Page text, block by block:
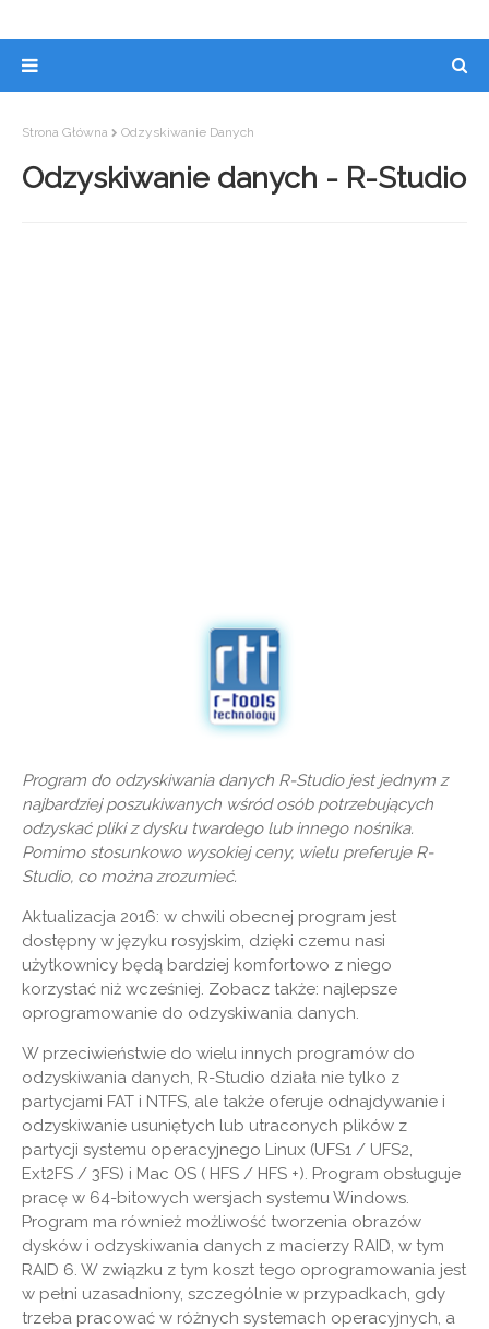
Strona Główna Odzyskiwanie Danych
Odzyskiwanie danych - R-Studio
Program do odzyskiwania danych R-Studio jest jednym z
najbardziej poszukiwanych wśród osób potrzebujących
odzyskać pliki z dysku twardego lub innego nośnika.
Pomimo stosunkowo wysokiej ceny, wielu preferuje R-
Studio, co można zrozumieć.
Aktualizacja 2016: w chwili obecnej program jest
dostępny w języku rosyjskim, dzięki czemu nasi
użytkownicy będą bardziej komfortowo z niego
korzystać niż wcześniej. Zobacz także: najlepsze
oprogramowanie do odzyskiwania danych.
W przeciwieństwie do wielu innych programów do
odzyskiwania danych, R-Studio działa nie tylko z
partycjami FAT i NTFS, ale także oferuje odnajdywanie i
odzyskiwanie usuniętych lub utraconych plików z
partycji systemu operacyjnego Linux (UFS1 / UFS2,
Ext2FS / 3FS) i Mac OS ( HFS / HFS +). Program obsługuje
pracę w 64-bitowych wersjach systemu Windows.
Program ma również możliwość tworzenia obrazów
dysków i odzyskiwania danych z macierzy RAID, w tym
RAID 6. W związku z tym koszt tego oprogramowania jest
w pełni uzasadniony, szczególnie w przypadkach, gdy
trzeba pracować w różnych systemach operacyjnych, a